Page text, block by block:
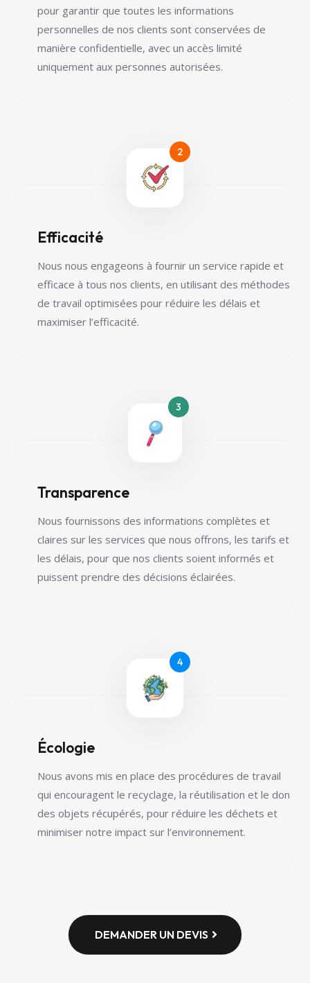
pour garantir que toutes les informations
personnelles de nos clients sont conservées de
manière confidentielle, avec un accès limité
uniquement aux personnes autorisées.
Efficacité
Nous nous engageons à fournir un service rapide et
efficace à tous nos clients, en utilisant des méthodes
de travail optimisées pour réduire les délais et
maximiser l’efficacité.
Transparence
Nous fournissons des informations complètes et
claires sur les services que nous offrons, les tarifs et
les délais, pour que nos clients soient informés et
puissent prendre des décisions éclairées.
Écologie
Nous avons mis en place des procédures de travail
qui encouragent le recyclage, la réutilisation et le don
des objets récupérés, pour réduire les déchets et
minimiser notre impact sur l’environnement.
DEMANDER UN DEVIS